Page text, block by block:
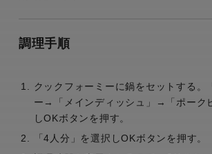
調理手順
クックフォーミーに鍋をセットする。
ー→「メインディッシュ」→「ポーク
しOKボタンを押す。
「4人分」を選択しOKボタンを押す。